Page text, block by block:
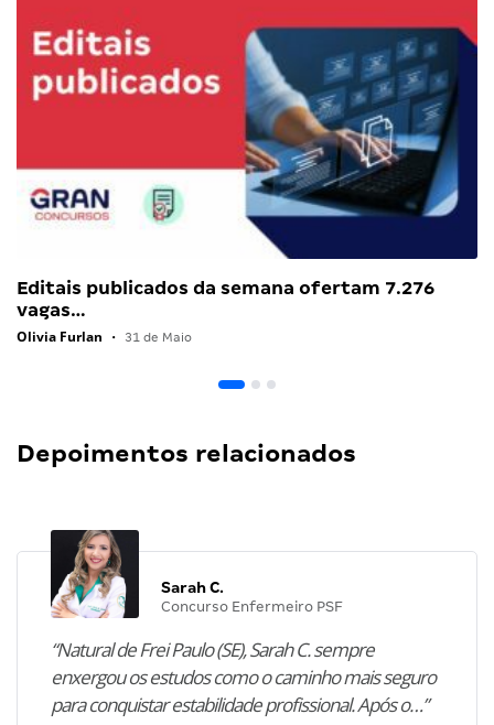
Editais publicados da semana ofertam 7.276
vagas…
Olivia Furlan • 31 de Maio
Depoimentos relacionados
Sarah C.
Concurso Enfermeiro PSF
“Natural de Frei Paulo (SE), Sarah C. sempre
enxergou os estudos como o caminho mais seguro
para conquistar estabilidade profissional. Após o…”